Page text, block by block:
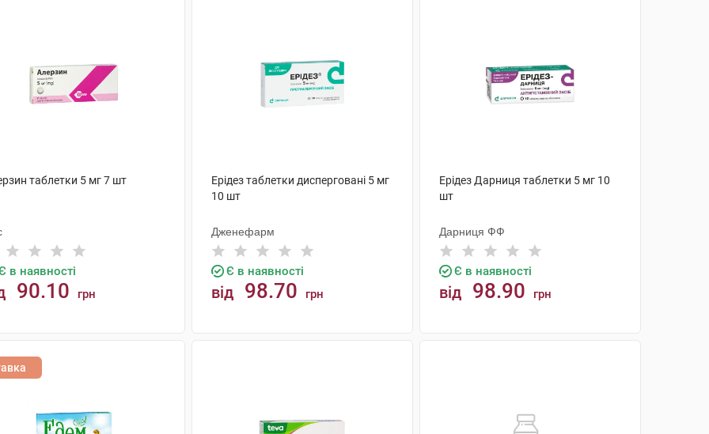
таблетки 5 мг 7 шт
в наявності
90.10 грн
Ерідез таблетки дисперговані 5 мг
10 шт
Дженефарм
Є в наявності
від 98.70 грн
Ерідез Дарниця таблетки 5 мг 10
шт
Дарниця ФФ
Є в наявності
від 98.90 грн